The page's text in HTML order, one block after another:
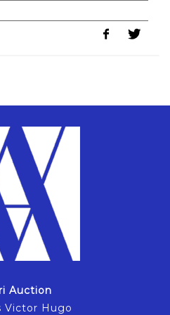
Auction
Victor Hugo